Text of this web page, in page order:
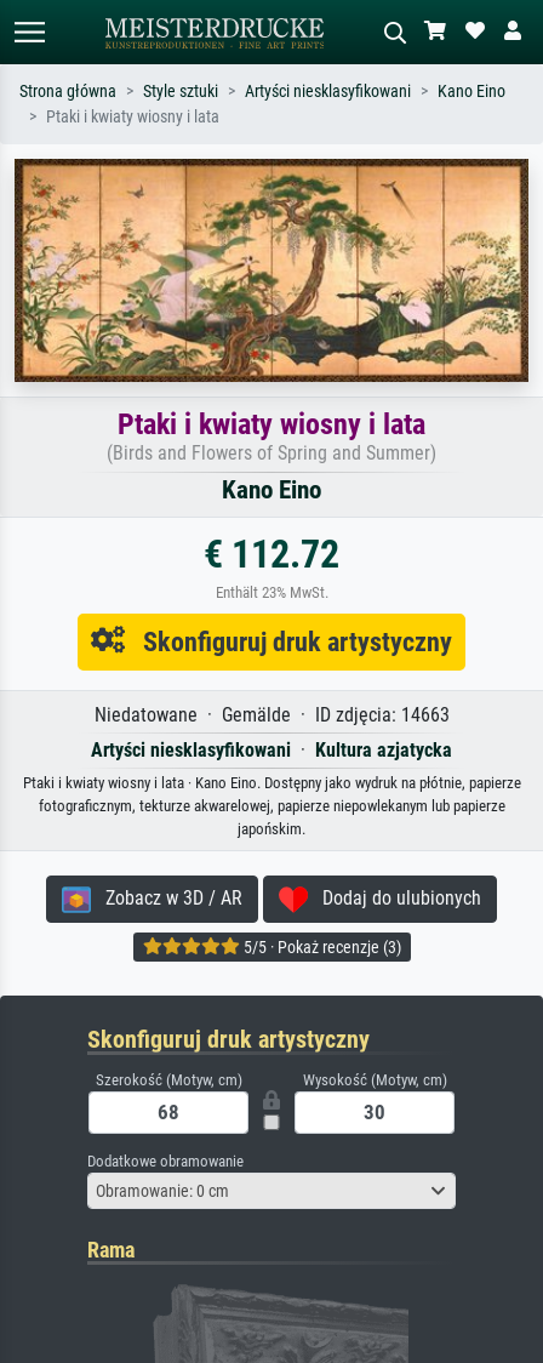
Szukaj wg artysty, tytułu lub stylu – np.
Monet, Gwiaździsta noc,
impresjonizm, fala Hokusaia, akt.
Opisz scenę – np. zielona łąka,
abstrakcja z czerwienią, ciemny olej,
stojący akt obok drzewa.
Strona główna Style sztuki Artyści niesklasyfikowani
Kano Eino
Ptaki i kwiaty wiosny i lata
Ptaki i kwiaty wiosny i lata
(Birds and Flowers of Spring and Summer)
Kano Eino
€ 112.72
Enthält 23% MwSt.
Skonfiguruj druk artystyczny
Niedatowane · Gemälde · ID zdjęcia: 14663
Artyści niesklasyfikowani · Kultura azjatycka
Ptaki i kwiaty wiosny i lata · Kano Eino. Dostępny jako wydruk na płótnie, papierze
fotograficznym, tekturze akwarelowej, papierze niepowlekanym lub papierze
japońskim.
Zobacz w 3D / AR Dodaj do ulubionych
5/5 · Pokaż recenzje (3)
Skonfiguruj druk artystyczny
Szerokość (Motyw, cm) Wysokość (Motyw, cm)
Dodatkowe obramowanie
Obramowanie: 0 cm
Rama